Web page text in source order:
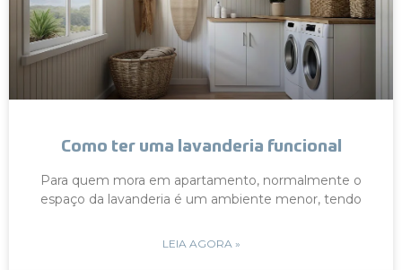
Como ter uma lavanderia funcional
Para quem mora em apartamento, normalmente o
espaço da lavanderia é um ambiente menor, tendo
LEIA AGORA »